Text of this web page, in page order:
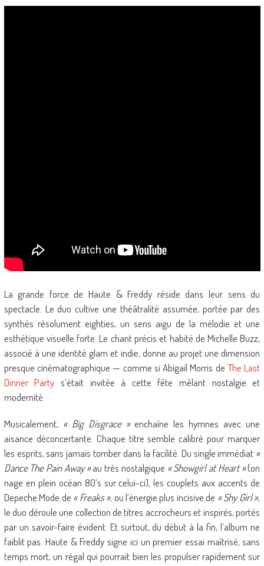
La grande force de Haute & Freddy réside dans leur sens du
spectacle. Le duo cultive une théâtralité assumée, portée par des
synthés résolument eighties, un sens aigu de la mélodie et une
esthétique visuelle forte. Le chant précis et habité de Michelle Buzz,
associé à une identité glam et indie, donne au projet une dimension
presque cinématographique — comme si Abigail Morris de The Last
Dinner Party s’était invitée à cette fête mêlant nostalgie et
modernité.
Musicalement, « Big Disgrace »enchaîne les hymnes avec une
aisance déconcertante. Chaque titre semble calibré pour marquer
les esprits, sans jamais tomber dans la facilité. Du single immédiat «
Dance The Pain Away »au très nostalgique « Showgirl at Heart »(on
nage en plein océan 80’s sur celui-ci), les couplets aux accents de
Depeche Mode de « Freaks », ou l’énergie plus incisive de « Shy Girl »,
le duo déroule une collection de titres accrocheurs et inspirés, portés
par un savoir-faire évident. Et surtout, du début à la fin, l’album ne
faiblit pas. Haute & Freddy signe ici un premier essai maîtrisé, sans
temps mort, un régal qui pourrait bien les propulser rapidement sur